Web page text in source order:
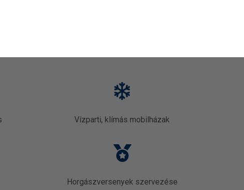
Vízparti, klímás mobilházak
Horgászversenyek szervezése